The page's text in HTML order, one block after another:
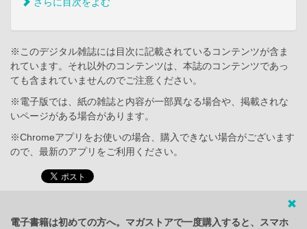
※このデジタル雑誌には目次に記載されているコンテンツが含ま
れています。それ以外のコンテンツは、本誌のコンテンツであっ
ても含まれていませんのでご注意ください。
※電子版では、紙の雑誌と内容が一部異なる場合や、掲載されな
いページがある場合があります。
※Chromeアプリをお使いの場合、購入できない場合がございます
ので、最新のアプリをご利用ください。
電子書籍は初めての方へ。マガストアで一度購入すると、スマホ